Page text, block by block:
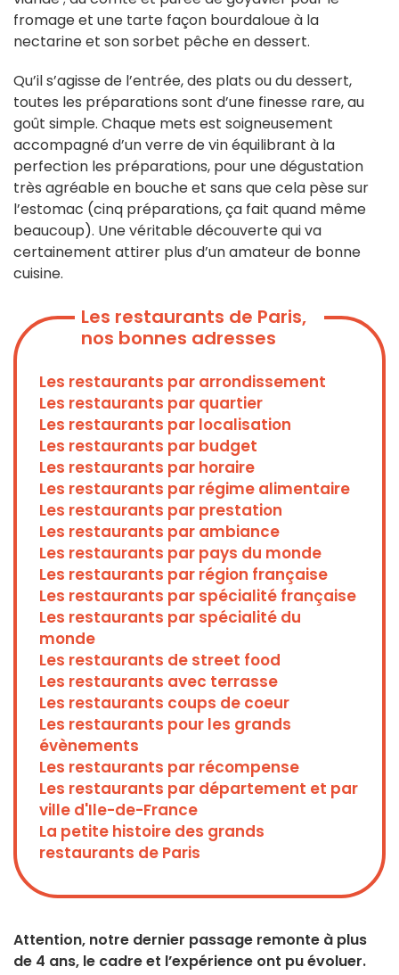
fromage et une tarte façon bourdaloue à la
nectarine et son sorbet pêche en dessert.
Qu’il s’agisse de l’entrée, des plats ou du dessert,
toutes les préparations sont d’une finesse rare, au
goût simple. Chaque mets est soigneusement
accompagné d’un verre de vin équilibrant à la
perfection les préparations, pour une dégustation
très agréable en bouche et sans que cela pèse sur
l’estomac (cinq préparations, ça fait quand même
beaucoup). Une véritable découverte qui va
certainement attirer plus d’un amateur de bonne
cuisine.
Les restaurants de Paris,
nos bonnes adresses
Les restaurants par arrondissement
Les restaurants par quartier
Les restaurants par localisation
Les restaurants par budget
Les restaurants par horaire
Les restaurants par régime alimentaire
Les restaurants par prestation
Les restaurants par ambiance
Les restaurants par pays du monde
Les restaurants par région française
Les restaurants par spécialité française
Les restaurants par spécialité du
monde
Les restaurants de street food
Les restaurants avec terrasse
Les restaurants coups de coeur
Les restaurants pour les grands
évènements
Les restaurants par récompense
Les restaurants par département et par
ville d'Ile-de-France
La petite histoire des grands
restaurants de Paris
Attention, notre dernier passage remonte à plus
de 4 ans, le cadre et l’expérience ont pu évoluer.